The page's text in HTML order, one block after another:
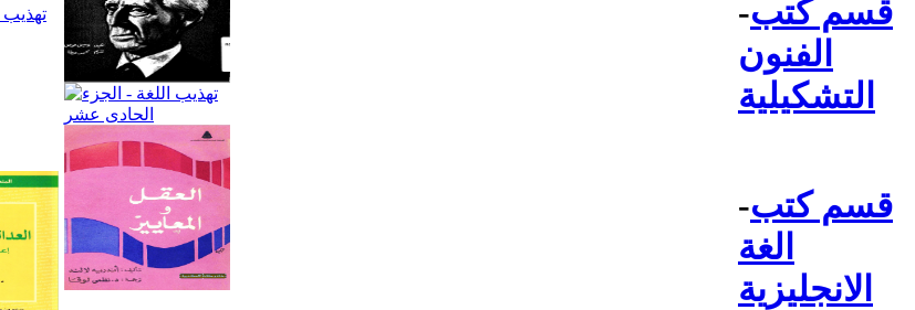
-قسم كتب
الفنون
التشكيلية
-قسم كتب
الغة
الانجليزية